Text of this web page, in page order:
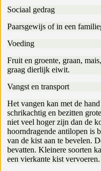
Sociaal gedrag
Paarsgewijs of in een
Voeding
Fruit en groente, graan,
graag dierlijk eiwit.
Vangst en transport
Het vangen kan met de
schrikachtig en bezitten
niet veel hoger zijn dan de
hoorndragende antilopen is
van de kist aan te bevelen.
bevatten. Kleinere soorten
een vierkante kist vervoeren.